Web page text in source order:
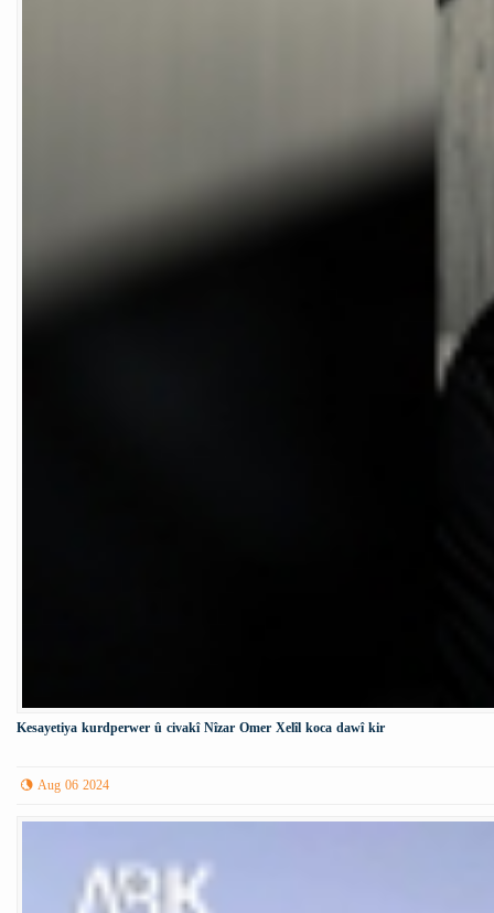
Kesayetiya kurdperwer û civakî Nîzar Omer Xelîl koca dawî kir
Aug 06 2024